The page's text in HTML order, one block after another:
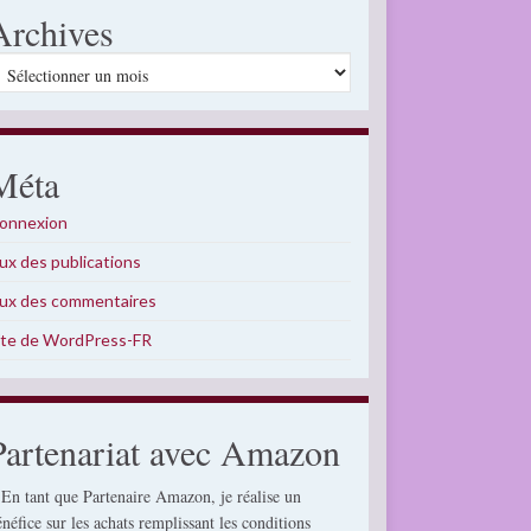
des publications
des commentaires
de WordPress-FR
avec Amazon
tant que Partenaire Amazon, je réalise un
sur les achats remplissant les conditions